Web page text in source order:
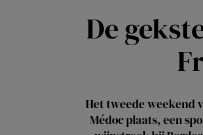
De
Het tweede weekend
Médoc plaats, een